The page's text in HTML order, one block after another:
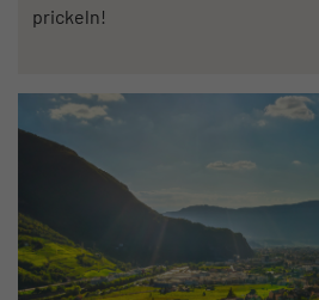
prickeln!